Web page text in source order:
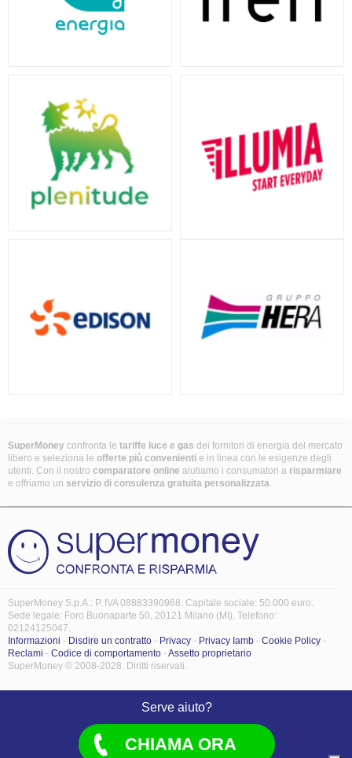
SuperMoney confronta le tariffe luce e gas dei fornitori di energia del mercato
libero e seleziona le offerte più convenienti e in linea con le esigenze degli
utenti. Con il nostro comparatore online aiutiamo i consumatori a risparmiare
e offriamo un servizio di consulenza gratuita personalizzata.
SuperMoney S.p.A.: P. IVA 08883390968. Capitale sociale: 50.000 euro.
Sede legale: Foro Buonaparte 50, 20121 Milano (MI). Telefono:
02124125047.
Informazioni - Disdire un contratto - Privacy - Privacy Iamb - Cookie Policy -
Reclami - Codice di comportamento -Assetto proprietario
SuperMoney © 2008-2028. Diritti riservati.
Serve aiuto?
CHIAMA ORA